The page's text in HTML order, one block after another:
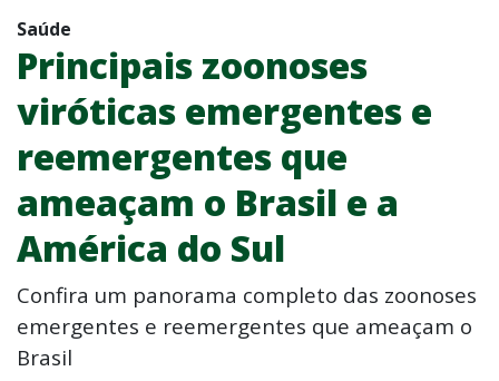
Saúde
Principais zoonoses
viróticas emergentes e
reemergentes que
ameaçam o Brasil e a
América do Sul
Confira um panorama completo das zoonoses
emergentes e reemergentes que ameaçam o
Brasil